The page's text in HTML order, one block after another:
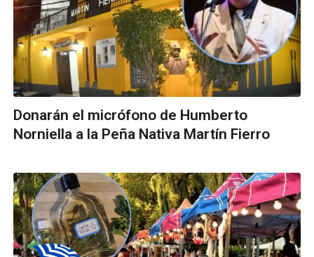
Donarán el micrófono de Humberto
Norniella a la Peña Nativa Martín Fierro